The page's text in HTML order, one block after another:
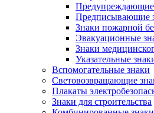
Предупреждающие
Предписывающие
Знаки пожарной
Эвакуационные
Знаки
Указательные
Вспомогательные знаки
Световозвращающие
Плакаты
Знаки для строительства